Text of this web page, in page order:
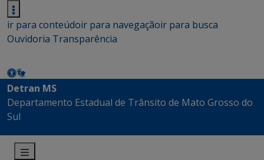
ir para conteúdoir para navegaçãoir para busca
Ouvidoria Transparência
Detran MS
Departamento Estadual de Trânsito de Mato Grosso do
Sul